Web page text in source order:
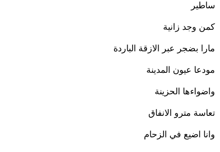
ساطير
كمن وجد زانية
مارا بضجر عبر الازقة الباردة
مودعا عيون المدينة
واضواءها الحزينة
تعاسة مترو الانفاق
وانا اضيع في الزحام